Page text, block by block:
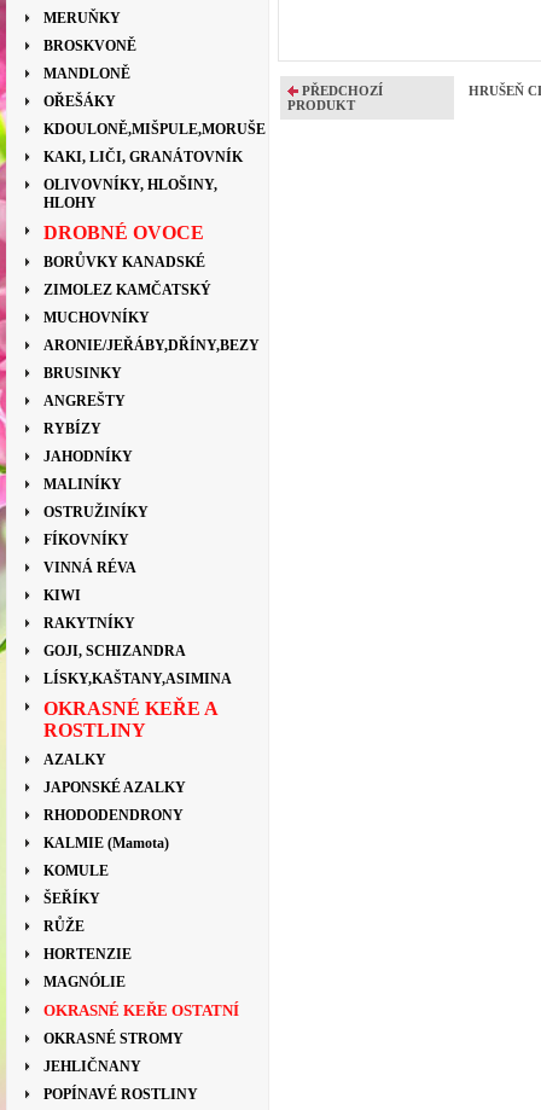
MERUŇKY
BROSKVONĚ
MANDLONĚ
OŘEŠÁKY
KDOULONĚ,MIŠPULE,MORUŠE
KAKI, LIČI, GRANÁTOVNÍK
OLIVOVNÍKY, HLOŠINY,
HLOHY
DROBNÉ OVOCE
BORŮVKY KANADSKÉ
ZIMOLEZ KAMČATSKÝ
MUCHOVNÍKY
ARONIE/JEŘÁBY,DŘÍNY,BEZY
BRUSINKY
ANGREŠTY
RYBÍZY
JAHODNÍKY
MALINÍKY
OSTRUŽINÍKY
FÍKOVNÍKY
VINNÁ RÉVA
KIWI
RAKYTNÍKY
GOJI, SCHIZANDRA
LÍSKY,KAŠTANY,ASIMINA
OKRASNÉ KEŘE A
ROSTLINY
AZALKY
JAPONSKÉ AZALKY
RHODODENDRONY
KALMIE (Mamota)
KOMULE
ŠEŘÍKY
RŮŽE
HORTENZIE
MAGNÓLIE
OKRASNÉ KEŘE OSTATNÍ
OKRASNÉ STROMY
JEHLIČNANY
POPÍNAVÉ ROSTLINY
PŘEDCHOZÍ
PRODUKT
HRUŠEŇ